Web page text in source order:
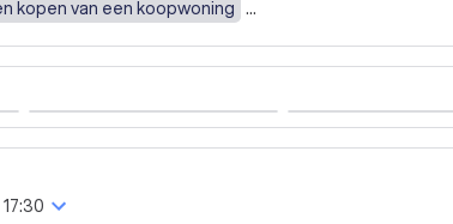
kopen van een koopwoning
I want to sell my home
I want to buy a home